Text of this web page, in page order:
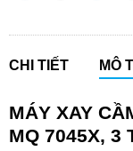
CHI TIẾT MÔ
MÁY XAY
MQ 7045X, 3